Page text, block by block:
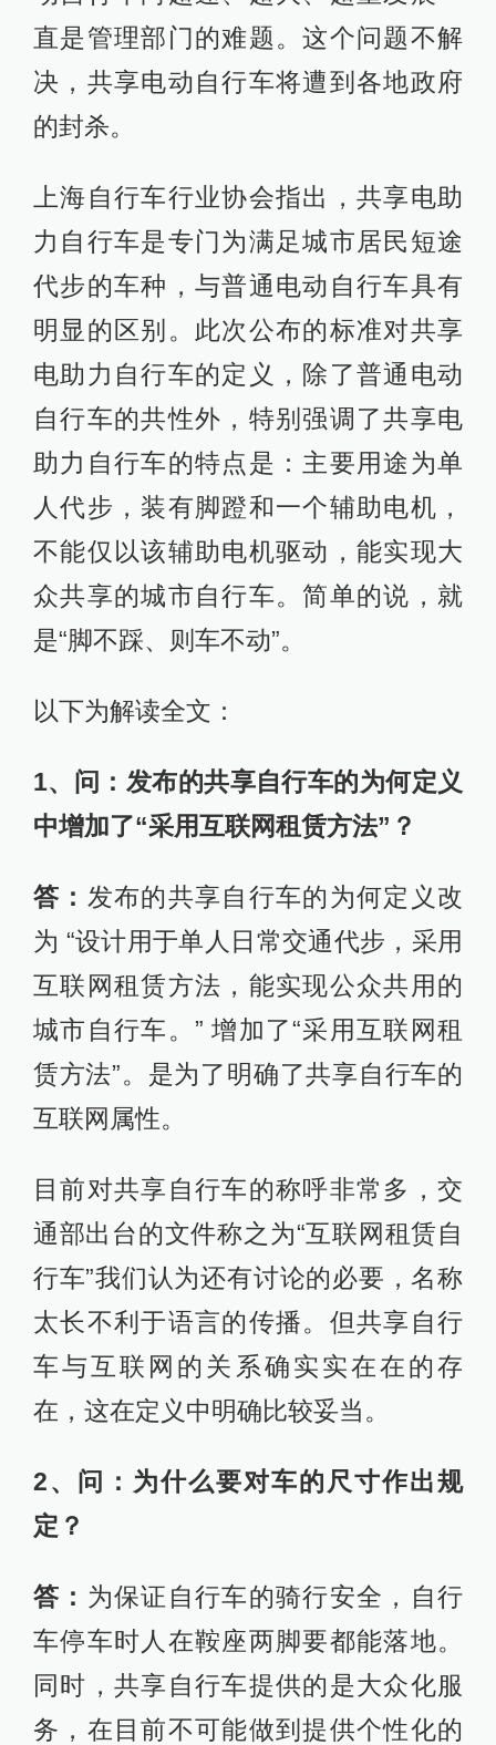
直是管理部门的难题。这个问题不解
决，共享电动自行车将遭到各地政府
的封杀。
上海自行车行业协会指出，共享电助
力自行车是专门为满足城市居民短途
代步的车种，与普通电动自行车具有
明显的区别。此次公布的标准对共享
电助力自行车的定义，除了普通电动
自行车的共性外，特别强调了共享电
助力自行车的特点是：主要用途为单
人代步，装有脚蹬和一个辅助电机，
不能仅以该辅助电机驱动，能实现大
众共享的城市自行车。简单的说，就
是“脚不踩、则车不动”。
以下为解读全文：
1、问：发布的共享自行车的为何定义
中增加了“采用互联网租赁方法”？
答： 发布的共享自行车的为何定义改
为 “设计用于单人日常交通代步，采用
互联网租赁方法，能实现公众共用的
城市自行车。” 增加了“采用互联网租
赁方法”。是为了明确了共享自行车的
互联网属性。
目前对共享自行车的称呼非常多，交
通部出台的文件称之为“互联网租赁自
行车”我们认为还有讨论的必要，名称
太长不利于语言的传播。但共享自行
车与互联网的关系确实实在在的存
在，这在定义中明确比较妥当。
2、问：为什么要对车的尺寸作出规
定？
答： 为保证自行车的骑行安全，自行
车停车时人在鞍座两脚要都能落地。
同时，共享自行车提供的是大众化服
务，在目前不可能做到提供个性化的